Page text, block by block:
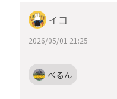
イコ
2026/05/01 21:25
べるん